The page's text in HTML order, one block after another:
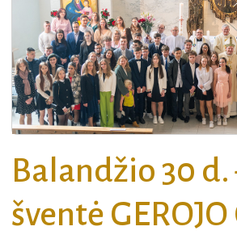
Balandžio 30
šventė